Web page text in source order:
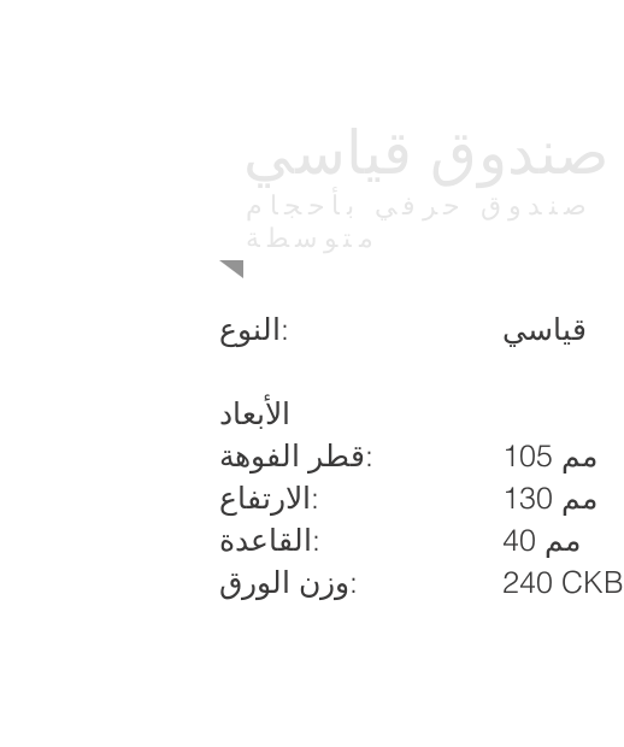
صندوق قياسي
صندوق حرفي بأحجام
متوسطة
النوع:
الأبعاد
قطر الفوهة:
الارتفاع:
القاعدة:
وزن الورق:
قياسي
105 مم
130 مم
40 مم
240 CKB